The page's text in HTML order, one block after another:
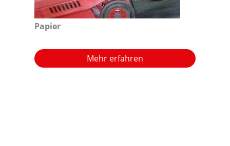
Papier
Mehr erfahren